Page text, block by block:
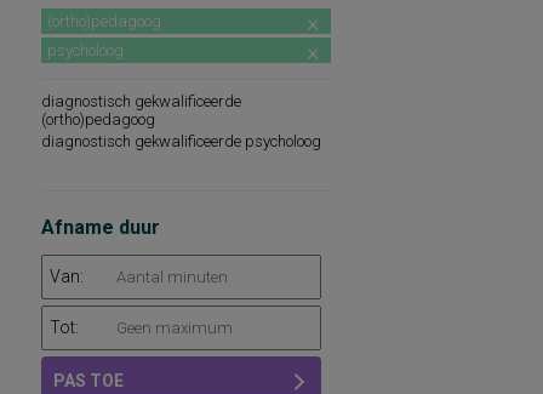
(ortho)pedagoog
psycholoog
diagnostisch gekwalificeerde
(ortho)pedagoog
diagnostisch gekwalificeerde psycholoog
Afname duur
Van:
Tot:
PAS TOE